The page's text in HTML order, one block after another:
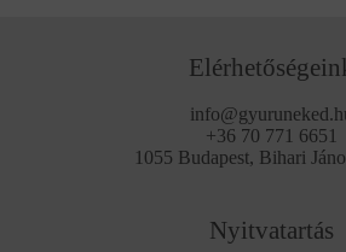
+36 70 771 6651
1055 Budapest, Bihari
Nyitvatartás